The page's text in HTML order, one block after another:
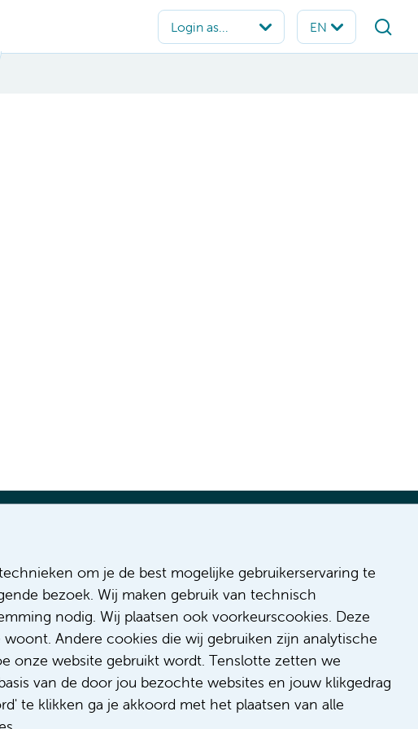
om je de best mogelijke gebruikerservaring te
bezoek. Wij maken gebruik van technisch
nodig. Wij plaatsen ook voorkeurscookies. Deze
Andere cookies die wij gebruiken zijn analytische
onze website gebruikt wordt. Tenslotte zetten we
van de door jou bezochte websites en jouw klikgedrag
te klikken ga je akkoord met het plaatsen van alle
us
& Inclusion
of conduct
feedback
suggestion